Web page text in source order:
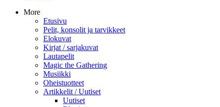
More
Etusivu
Pelit, konsolit ja tarvikkeet
Elokuvat
Kirjat / sarjakuvat
Lautapelit
Magic the Gathering
Musiikki
Oheistuotteet
Artikkelit / Uutiset
Uutiset